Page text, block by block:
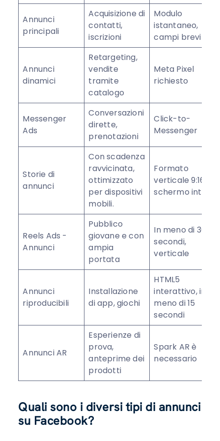
Annunci
principali
Acquisizione di
contatti,
iscrizioni
Modulo
istantaneo,
campi brevi
Annunci
dinamici
Retargeting,
vendite
tramite
catalogo
Meta Pixel
richiesto
Messenger
Ads
Conversazioni
dirette,
prenotazioni
Click-to-
Messenger
Storie di
annunci
Con scadenza
ravvicinata,
ottimizzato
per dispositivi
mobili.
Formato
verticale 9:16,
schermo intero
Reels Ads -
Annunci
Pubblico
giovane e con
ampia
portata
In meno di 30
secondi,
verticale
Annunci
riproducibili
Installazione
di app, giochi
HTML5
interattivo, in
meno di 15
secondi
Annunci AR
Esperienze di
prova,
anteprime dei
prodotti
Spark AR è
necessario
Quali sono i diversi tipi di annunci
su Facebook?